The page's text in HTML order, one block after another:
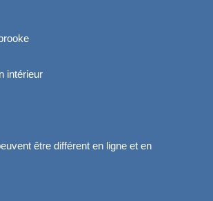
intérieur
être différent en ligne et en